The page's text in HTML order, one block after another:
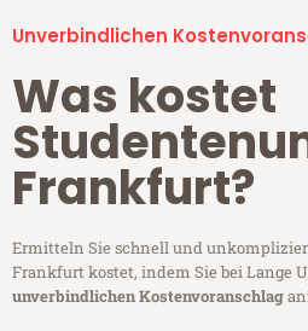
Unverbindlichen
Was kostet
Frankfurt?
Ermitteln Sie schnell und
Frankfurt kostet, indem Sie bei Lange
unverbindlichen Kostenvoranschlag